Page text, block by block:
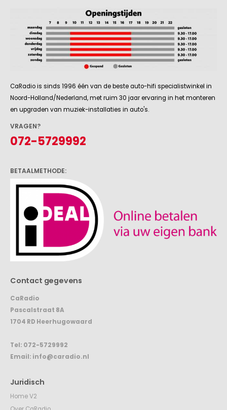
CaRadio is sinds 1996 één van de beste auto-hifi specialistwinkel in
Noord-Holland/Nederland, met ruim 30 jaar ervaring in het monteren
en upgraden van muziek-installaties in auto's.
VRAGEN?
072-5729992
BETAALMETHODE:
Contact gegevens
CaRadio
Pascalstraat 8A
1704 RD Heerhugowaard
Tel: 072-5729992
Email: info@caradio.nl
Juridisch
Home V2